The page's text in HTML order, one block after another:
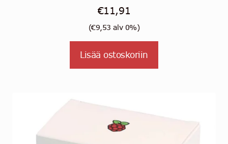
€11,91
(€9,53 alv 0%)
Lisää ostoskoriin